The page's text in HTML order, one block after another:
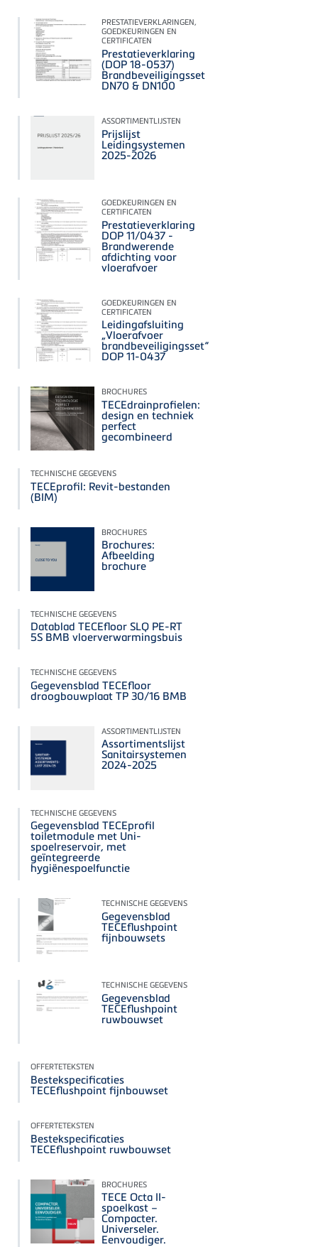
PRESTATIEVERKLARINGEN,
GOEDKEURINGEN EN
CERTIFICATEN
Prestatieverklaring
(DOP 18-0537)
Brandbeveiligingsset
DN70 & DN100
ASSORTIMENTLIJSTEN
Prijslijst
Leidingsystemen
2025-2026
GOEDKEURINGEN EN
CERTIFICATEN
Prestatieverklaring
DOP 11/0437 -
Brandwerende
afdichting voor
vloerafvoer
GOEDKEURINGEN EN
CERTIFICATEN
Leidingafsluiting
„Vloerafvoer
brandbeveiligingsset“
DOP 11-0437
BROCHURES
TECEdrainprofielen:
design en techniek
perfect
gecombineerd
TECHNISCHE GEGEVENS
TECEprofil: Revit-bestanden
(BIM)
BROCHURES
Brochures:
Afbeelding
brochure
TECHNISCHE GEGEVENS
Datablad TECEfloor SLQ PE-RT
5S BMB vloerverwarmingsbuis
TECHNISCHE GEGEVENS
Gegevensblad TECEfloor
droogbouwplaat TP 30/16 BMB
ASSORTIMENTLIJSTEN
Assortimentslijst
Sanitairsystemen
2024-2025
TECHNISCHE GEGEVENS
Gegevensblad TECEprofil
toiletmodule met Uni-
spoelreservoir, met
geïntegreerde
hygiënespoelfunctie
TECHNISCHE GEGEVENS
Gegevensblad
TECEflushpoint
fijnbouwsets
TECHNISCHE GEGEVENS
Gegevensblad
TECEflushpoint
ruwbouwset
OFFERTETEKSTEN
Bestekspecificaties
TECEflushpoint fijnbouwset
OFFERTETEKSTEN
Bestekspecificaties
TECEflushpoint ruwbouwset
BROCHURES
TECE Octa II-
spoelkast –
Compacter.
Universeler.
Eenvoudiger.